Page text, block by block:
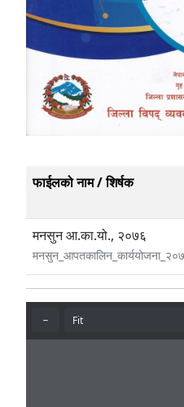
फाईलको नाम / शिर्षक
मनसुन आ.का.यो., २०७६